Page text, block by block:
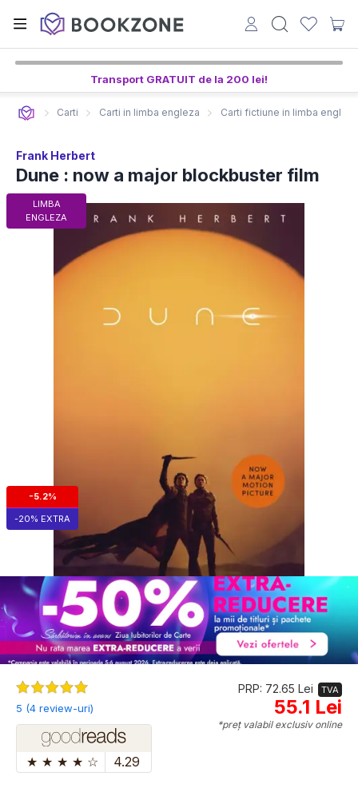
Transport GRATUIT de la 200 lei!
Carti Carti in limba engleza Carti fictiune in limba engleza
Frank Herbert
Dune : now a major blockbuster film
LIMBA
ENGLEZA
-5.2%
-20% EXTRA
5 (4 review-uri)
★ ★ ★ ★ ☆ 4.29
PRP: 72.65 Lei TVA
55.1 Lei
*preț valabil exclusiv online